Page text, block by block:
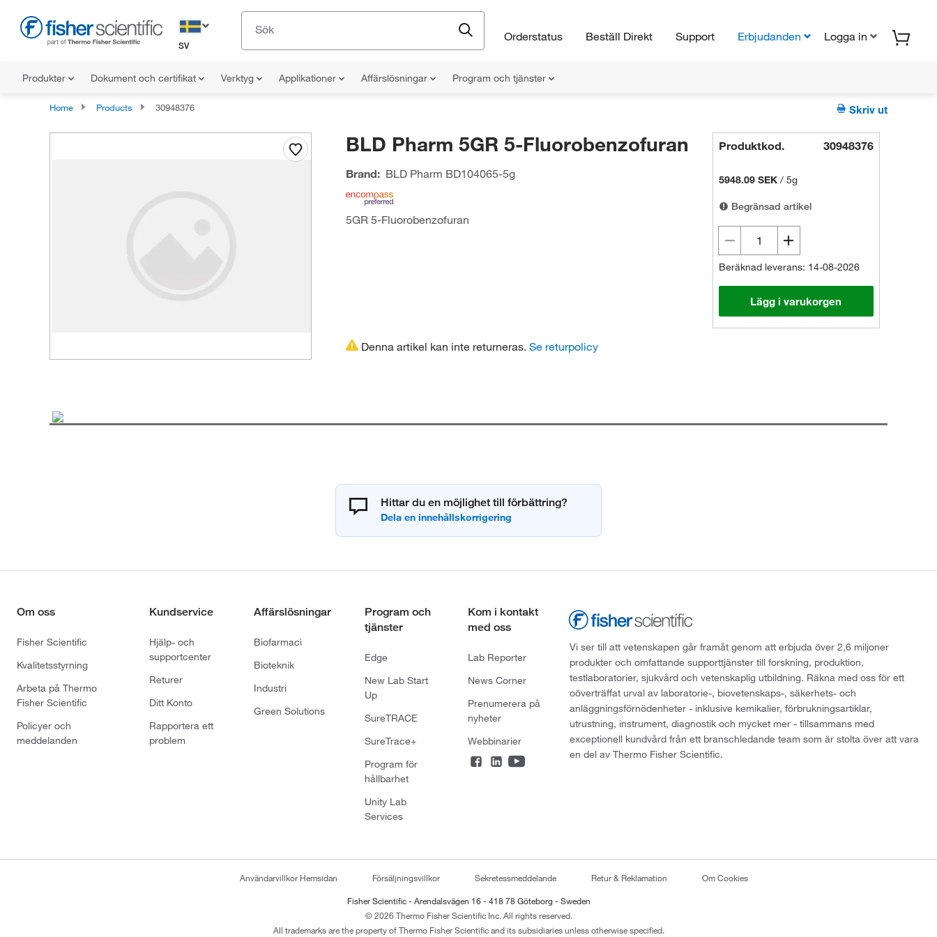
SV
Orderstatus Beställ Direkt Support Erbjudanden Logga in
Produkter Dokument och certifikat Verktyg Applikationer Affärslösningar Program och tjänster
Home Products 30948376 Skriv ut
BLD Pharm 5GR 5-Fluorobenzofuran
Brand: BLD Pharm BD104065-5g
5GR 5-Fluorobenzofuran
Produktkod. 30948376
5948.09 SEK /5g
Begränsad artikel
Beräknad leverans: 14-08-2026
Lägg i varukorgen
Denna artikel kan inte returneras. Se returpolicy
Hittar du en möjlighet till förbättring?
Om oss
Fisher Scientific
Kvalitetsstyrning
Arbeta på Thermo
Fisher Scientific
Policyer och
meddelanden
Kundservice
Hjälp- och
supportcenter
Returer
Ditt Konto
Rapportera ett
problem
Affärslösningar
Biofarmaci
Bioteknik
Industri
Green Solutions
Program och
tjänster
Edge
New Lab Start
Up
SureTRACE
SureTrace+
Program för
hållbarhet
Unity Lab
Services
Kom i kontakt
med oss
Lab Reporter
News Corner
Prenumerera på
nyheter
Webbinarier
Vi ser till att vetenskapen går framåt genom att erbjuda över 2,6 miljoner
produkter och omfattande supporttjänster till forskning, produktion,
testlaboratorier, sjukvård och vetenskaplig utbildning. Räkna med oss för ett
oöverträffat urval av laboratorie-, biovetenskaps-, säkerhets- och
anläggningsförnödenheter - inklusive kemikalier, förbrukningsartiklar,
utrustning, instrument, diagnostik och mycket mer - tillsammans med
exceptionell kundvård från ett branschledande team som är stolta över att vara
en del av Thermo Fisher Scientific.
Användarvillkor Hemsidan Försäljningsvillkor Sekretessmeddelande Retur & Reklamation Om Cookies
Fisher Scientific - Arendalsvägen 16 - 418 78 Göteborg - Sweden
© 2026 Thermo Fisher Scientific Inc. All rights reserved.
All trademarks are the property of Thermo Fisher Scientific and its subsidiaries unless otherwise specified.